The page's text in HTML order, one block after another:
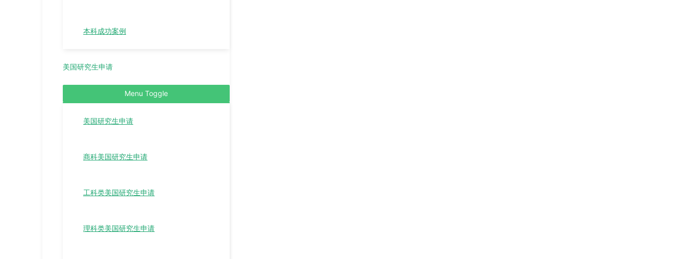
本科成功案例
美国研究生申请
Menu Toggle
美国研究生申请
商科美国研究生申请
工科类美国研究生申请
理科类美国研究生申请